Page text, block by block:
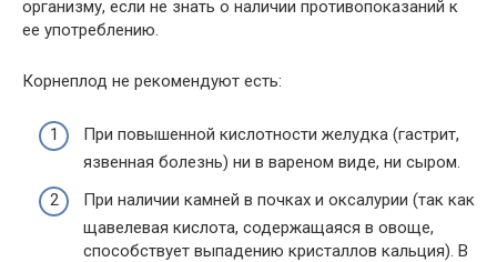
организму, если не знать о наличии противопоказаний к
ее употреблению.
Корнеплод не рекомендуют есть:
При повышенной кислотности желудка (гастрит,
язвенная болезнь) ни в вареном виде, ни сыром.
При наличии камней в почках и оксалурии (так как
щавелевая кислота, содержащаяся в овоще,
способствует выпадению кристаллов кальция). В